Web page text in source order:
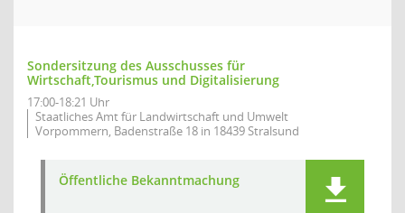
Sondersitzung des Ausschusses für
Wirtschaft,Tourismus und Digitalisierung
17:00-18:21 Uhr
Staatliches Amt für Landwirtschaft und Umwelt
Vorpommern, Badenstraße 18 in 18439 Stralsund
Öffentliche Bekanntmachung